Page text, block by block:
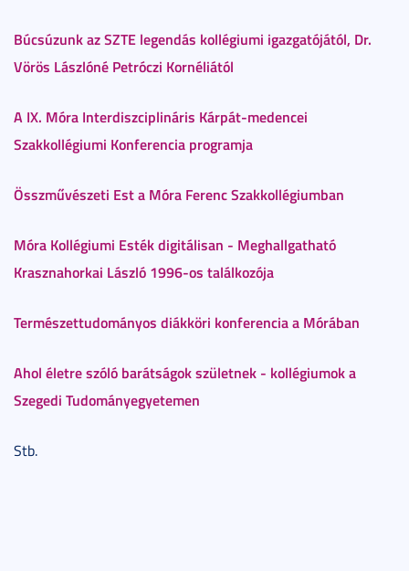
Búcsúzunk az SZTE legendás kollégiumi igazgatójától, Dr.
Vörös Lászlóné Petróczi Kornéliától
A IX. Móra Interdiszciplináris Kárpát-medencei
Szakkollégiumi Konferencia programja
Összművészeti Est a Móra Ferenc Szakkollégiumban
Móra Kollégiumi Esték digitálisan - Meghallgatható
Krasznahorkai László 1996-os találkozója
Természettudományos diákköri konferencia a Mórában
Ahol életre szóló barátságok születnek - kollégiumok a
Szegedi Tudományegyetemen
Stb.